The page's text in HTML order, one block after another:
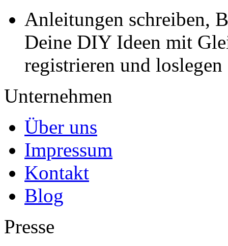
Anleitungen schreiben,
Deine DIY Ideen mit
registrieren und loslegen
Unternehmen
Über uns
Impressum
Kontakt
Blog
Presse